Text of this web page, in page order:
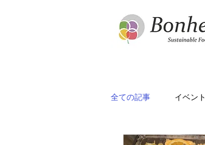
全ての記事 イベント